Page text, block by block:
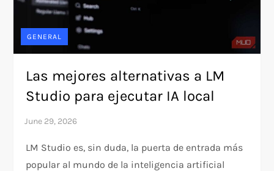
GENERAL
Las mejores alternativas a LM
Studio para ejecutar IA local
LM Studio es, sin duda, la puerta de entrada más
popular al mundo de la inteligencia artificial